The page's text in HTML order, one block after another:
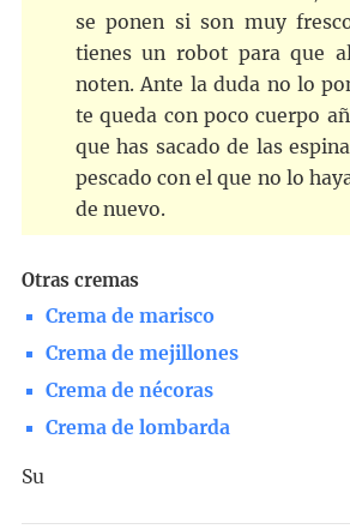
se ponen si son muy
tienes un robot para que
noten. Ante la duda no lo
te queda con poco cuerpo
que has sacado de las
pescado con el que no lo
de nuevo.
Otras cremas
Crema de marisco
Crema de mejillones
Crema de nécoras
Crema de lombarda
Su